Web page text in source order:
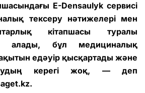
E-Densaulyk сервисі
тексеру нәтижелері мен
кітапшасы туралы
алады, бұл медициналық
едәуір қысқартады және
керегі жоқ, — деп
.